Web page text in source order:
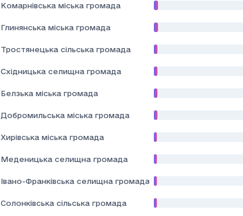
Комарнівська міська громада
Глинянська міська громада
Тростянецька сільська громада
Східницька селищна громада
Белзька міська громада
Добромильська міська громада
Хирівська міська громада
Меденицька селищна громада
Івано-Франківська селищна громада
Солонківська сільська громада